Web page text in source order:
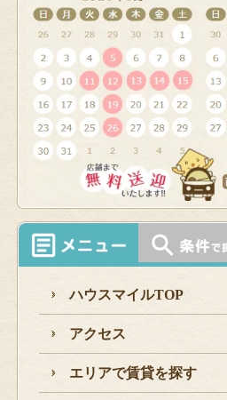
ハウスマイルTOP
アクセス
エリアで賃貸を探す